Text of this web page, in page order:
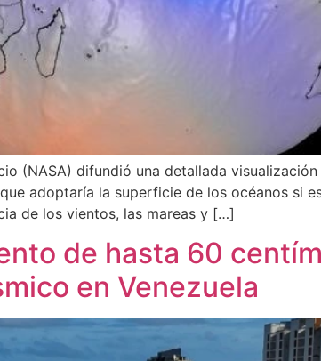
(NASA) difundió una detallada
adoptaría la superficie de los océanos si
de los vientos, las mareas y […]
de hasta 60
en Venezuela